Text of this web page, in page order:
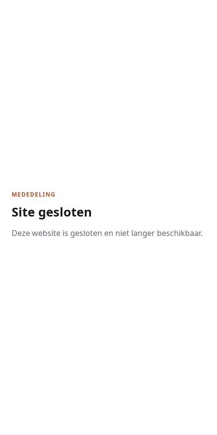
MEDEDELING
Site gesloten
Deze website is gesloten en niet langer beschikbaar.